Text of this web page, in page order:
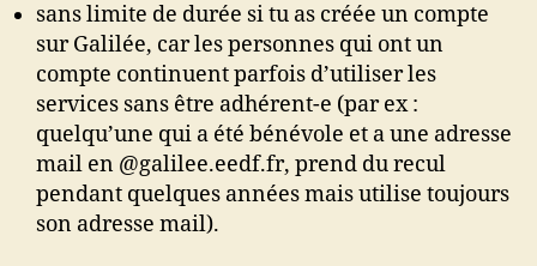
sans limite de durée si tu as créée un compte
sur Galilée, car les personnes qui ont un
compte continuent parfois d’utiliser les
services sans être adhérent-e (par ex :
quelqu’une qui a été bénévole et a une adresse
mail en @galilee.eedf.fr, prend du recul
pendant quelques années mais utilise toujours
son adresse mail).